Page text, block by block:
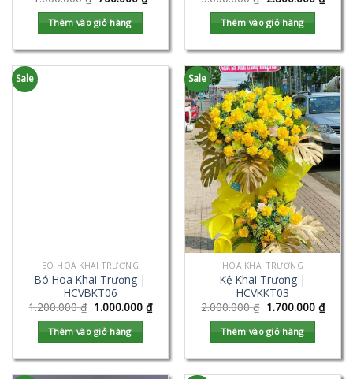
Thêm vào giỏ hàng Thêm vào giỏ hàng
Sale
BÓ HOA KHAI TRƯƠNG
Bó Hoa Khai Trương |
HCVBKT06
1.200.000₫ 1.000.000 ₫
Thêm vào giỏ hàng
Sale
HOA KHAI TRƯƠNG
Kệ Khai Trương |
HCVKKT03
2.000.000₫ 1.700.000 ₫
Thêm vào giỏ hàng